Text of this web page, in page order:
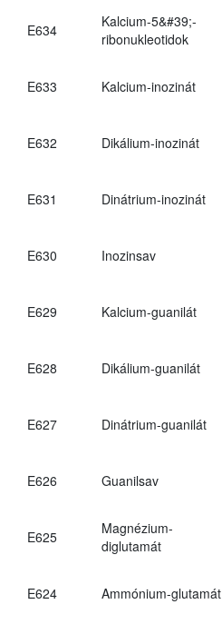
E634
Kalcium-5&#39;-
ribonukleotidok
E633 Kalcium-inozinát
E632 Dikálium-inozinát
E631 Dinátrium-inozinát
E630 Inozinsav
E629 Kalcium-guanilát
E628 Dikálium-guanilát
E627 Dinátrium-guanilát
E626 Guanilsav
E625
Magnézium-
diglutamát
E624 Ammónium-glutamát